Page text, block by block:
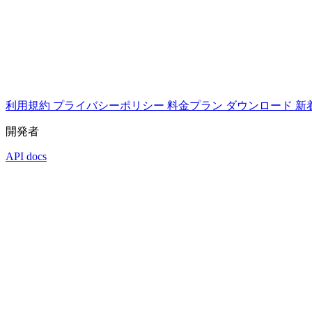
利用規約 プライバシーポリシー 料金プラン ダウンロード 新
開発者
API docs